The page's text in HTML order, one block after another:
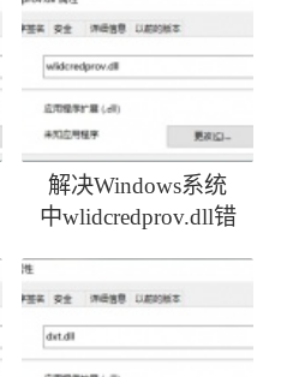
解决Windows系统
中wlidcredprov.dll错